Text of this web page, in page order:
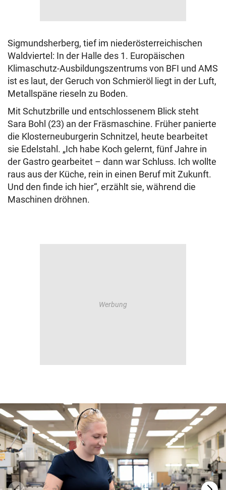
Sigmundsherberg, tief im niederösterreichischen
Waldviertel: In der Halle des 1. Europäischen
Klimaschutz-Ausbildungszentrums von BFI und AMS
ist es laut, der Geruch von Schmieröl liegt in der Luft,
Metallspäne rieseln zu Boden.
Mit Schutzbrille und entschlossenem Blick steht
Sara Bohl (23) an der Fräsmaschine. Früher panierte
die Klosterneuburgerin Schnitzel, heute bearbeitet
sie Edelstahl. „Ich habe Koch gelernt, fünf Jahre in
der Gastro gearbeitet – dann war Schluss. Ich wollte
raus aus der Küche, rein in einen Beruf mit Zukunft.
Und den finde ich hier“, erzählt sie, während die
Maschinen dröhnen.